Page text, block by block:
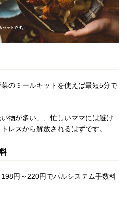
のミールキットを使えば最短5分で
物が多い」、忙しいママには避け
レスから解放されるはずです。
円～220円でパルシステム手数料